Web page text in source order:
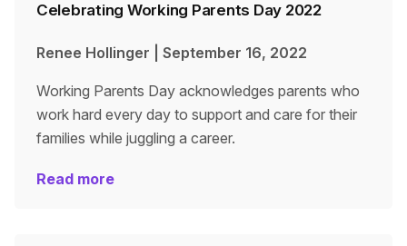
Celebrating Working Parents Day 2022
Renee Hollinger September 16, 2022
Working Parents Day acknowledges parents who
work hard every day to support and care for their
families while juggling a career.
Read more